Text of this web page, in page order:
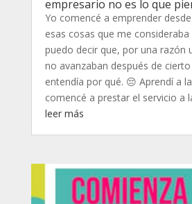
empresario no es lo que
Yo comencé a emprender
esas cosas que me
puedo decir que, por una razón
no avanzaban después de
entendía por qué. 😔 Aprendí a
comencé a prestar el servicio a
leer más